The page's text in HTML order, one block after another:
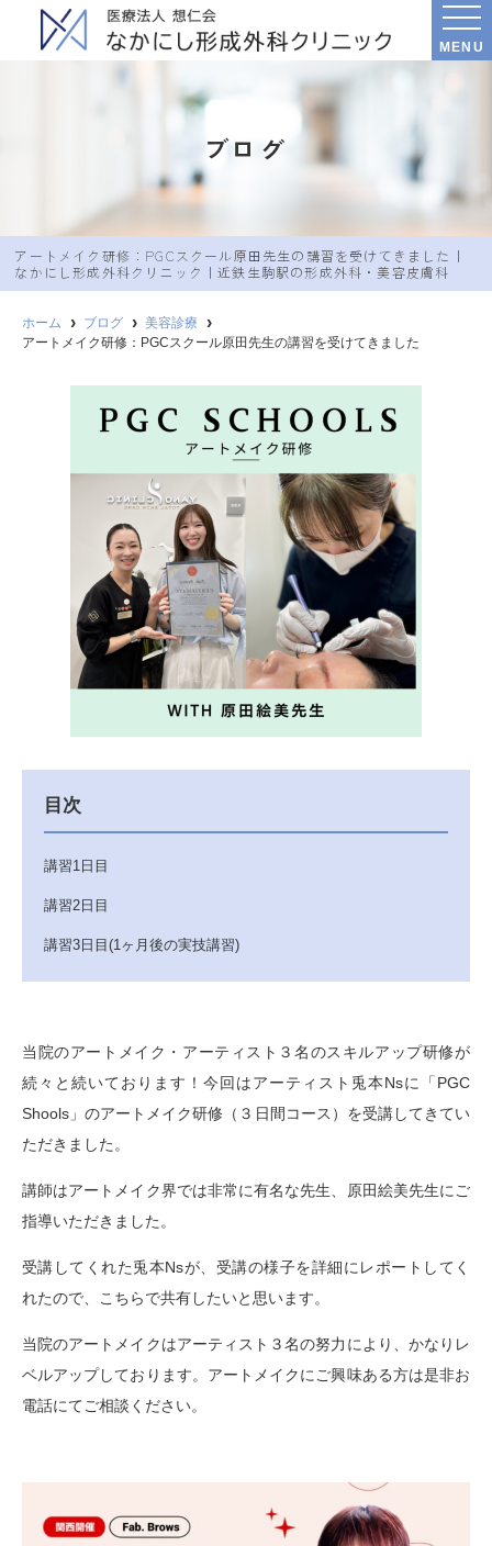
MENU
ブログ
アートメイク研修：PGCスクール原田先生の講習を受けてきました｜
なかにし︎形成外科クリニック｜近鉄生駒駅の形成外科・美容皮膚科
ホーム ブログ
美容診療
アートメイク研修：PGCスクール原田先生の講習を受けてきました
目次
講習1日目
講習2日目
講習3日目(1ヶ月後の実技講習)
当院のアートメイク・アーティスト３名のスキルアップ研修が
続々と続いております！今回はアーティスト兎本Nsに「PGC
Shools」のアートメイク研修（３日間コース）を受講してきてい
ただきました。
講師はアートメイク界では非常に有名な先生、
原田絵美先生にご
指導いただきました。
受講してくれた兎本Nsが、受講の様子を詳細にレポートしてく
れたので、こちらで共有したいと思います。
当院のアートメイクはアーティスト３名の努力により、かなりレ
ベルアップしております。アートメイクにご興味ある方は是非お
電話にてご相談ください。